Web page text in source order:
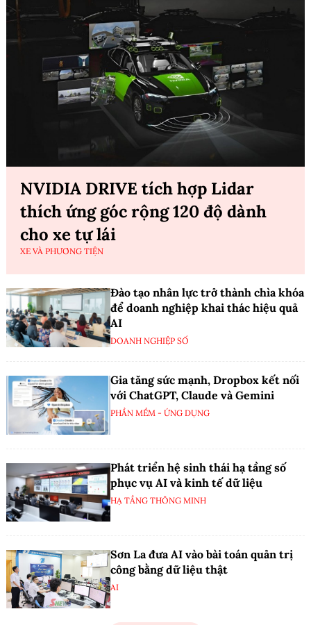
NVIDIA DRIVE tích hợp Lidar
thích ứng góc rộng 120 độ dành
cho xe tự lái
XE VÀ PHƯƠNG TIỆN
Đào tạo nhân lực trở thành chìa khóa
để doanh nghiệp khai thác hiệu quả
AI
DOANH NGHIỆP SỐ
Gia tăng sức mạnh, Dropbox kết nối
với ChatGPT, Claude và Gemini
PHẦN MỀM - ỨNG DỤNG
Phát triển hệ sinh thái hạ tầng số
phục vụ AI và kinh tế dữ liệu
HẠ TẦNG THÔNG MINH
Sơn La đưa AI vào bài toán quản trị
công bằng dữ liệu thật
AI